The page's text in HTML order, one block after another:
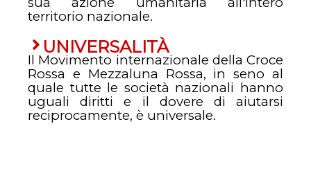
territorio nazionale.
UNIVERSALITÀ
Il Movimento internazionale della Croce
Rossa e Mezzaluna Rossa, in seno al
quale tutte le società nazionali hanno
uguali diritti e il dovere di aiutarsi
reciprocamente, è universale.